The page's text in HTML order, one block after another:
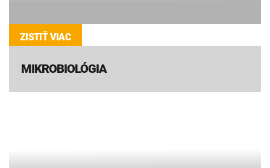
ZISTIŤ VIAC
MIKROBIOLÓGIA